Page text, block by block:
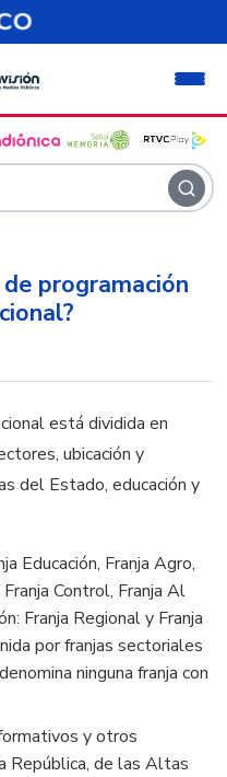
programación
está dividida en
ubicación y
del Estado, educación y
Educación, Franja Agro,
Franja Control, Franja Al
Franja Regional y Franja
por franjas sectoriales
ninguna franja con
y otros
República, de las Altas